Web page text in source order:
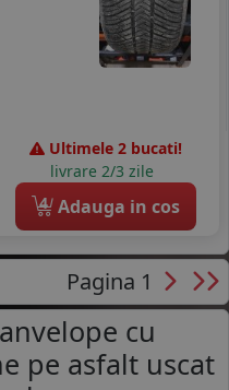
Ultimele 2 bucati!
livrare 2/3 zile
4 Adauga in cos
Pagina 1
cu
pe asfalt uscat